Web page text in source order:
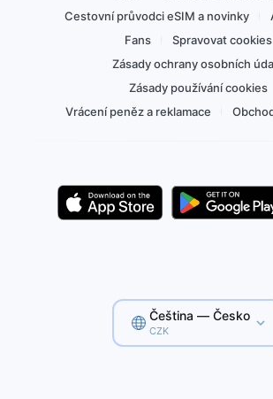
Cestovní průvodci eSIM a novinky
Fans
Spravovat cookies
Zásady ochrany osobních
Zásady používání cookies
Vrácení peněz a reklamace
Čeština — Česko
CZK